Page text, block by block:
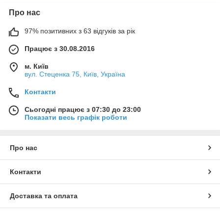
Про нас
97% позитивних з 63 відгуків за рік
Працює з 30.08.2016
м. Київ
вул. Стеценка 75, Київ, Україна
Контакти
Сьогодні працює з 07:30 до 23:00
Показати весь графік роботи
Про нас
Контакти
Доставка та оплата